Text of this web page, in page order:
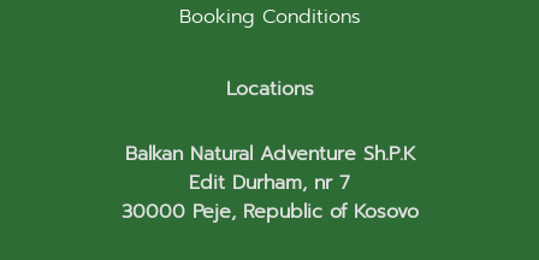
Booking Conditions
Locations
Balkan Natural Adventure Sh.P.K
Edit Durham, nr 7
30000 Peje, Republic of Kosovo